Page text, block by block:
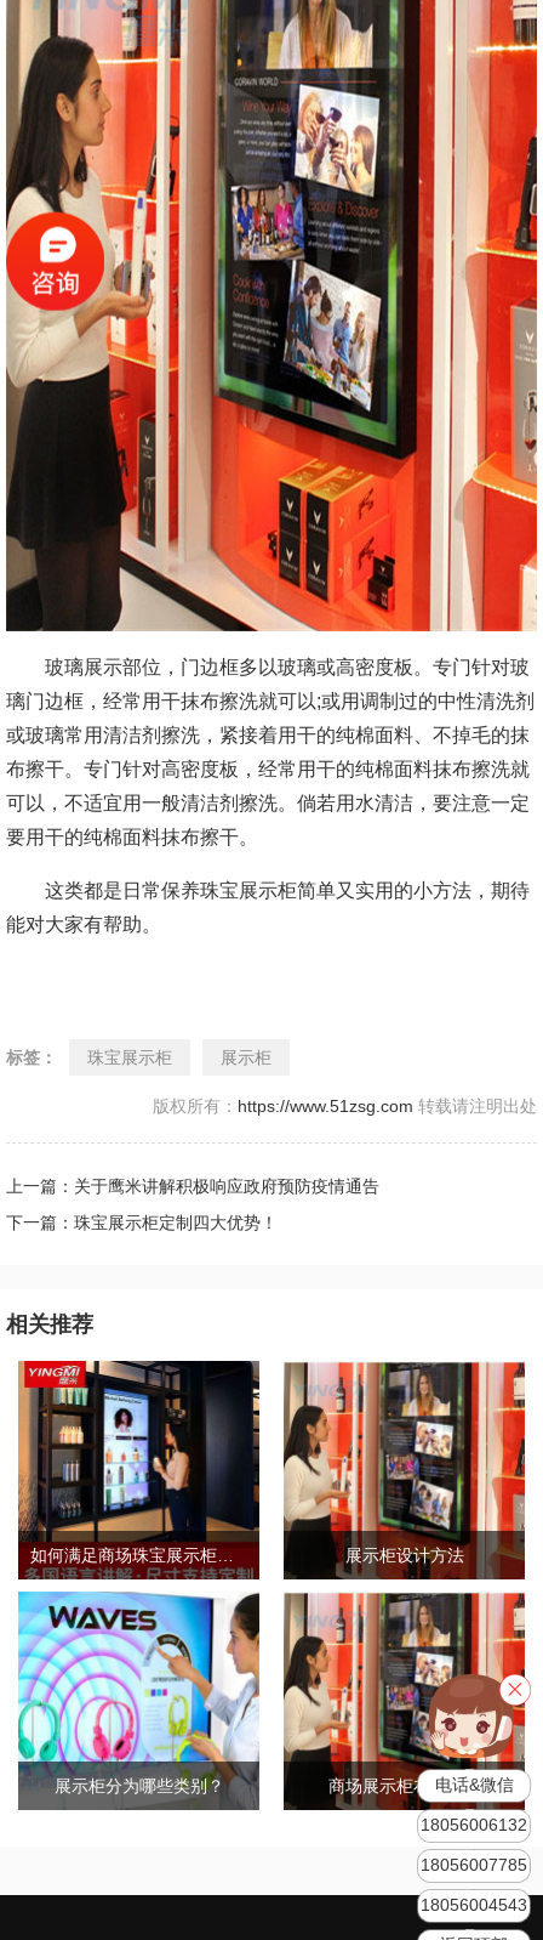
玻璃展示部位，门边框多以玻璃或高密度板。专门针对玻
璃门边框，经常用干抹布擦洗就可以;或用调制过的中性清洗剂
或玻璃常用清洁剂擦洗，紧接着用干的纯棉面料、不掉毛的抹
布擦干。专门针对高密度板，经常用干的纯棉面料抹布擦洗就
可以，不适宜用一般清洁剂擦洗。倘若用水清洁，要注意一定
要用干的纯棉面料抹布擦干。
这类都是日常保养珠宝展示柜简单又实用的小方法，期待
能对大家有帮助。
标签： 珠宝展示柜 展示柜
版权所有： https://www.51zsg.com 转载请注明出处
上一篇：关于鹰米讲解积极响应政府预防疫情通告
下一篇：珠宝展示柜定制四大优势！
相关推荐
展示柜设计方法
展示柜分为哪些类别？ 商场展示柜布局原则
电话&微信
18056006132
18056007785
18056004543